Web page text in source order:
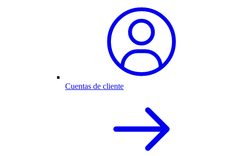
Cuentas de cliente